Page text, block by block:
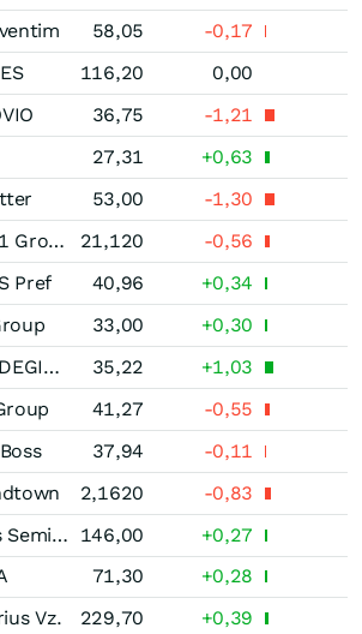
58,05
-0,17
116,20
0,00
36,75
-1,21
27,31
+0,63
53,00
-1,30
AUTO1 Group 21,120
-0,56
Pref 40,96
+0,34
33,00
+0,30
flatexDEGIRO 35,22
+1,03
41,27
-0,55
37,94
-0,11
2,1620
-0,83
Elmos Semiconductor 146,00
+0,27
71,30
+0,28
Vz. 229,70
+0,39